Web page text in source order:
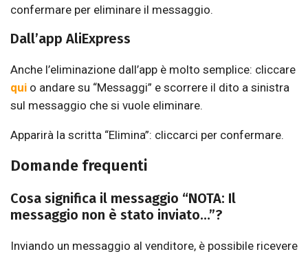
confermare per eliminare il messaggio.
Dall’app AliExpress
Anche l’eliminazione dall’app è molto semplice: cliccare
qui o andare su “Messaggi” e scorrere il dito a sinistra
sul messaggio che si vuole eliminare.
Apparirà la scritta “Elimina”: cliccarci per confermare.
Domande frequenti
Cosa significa il messaggio “NOTA: Il
messaggio non è stato inviato…”?
Inviando un messaggio al venditore, è possibile ricevere